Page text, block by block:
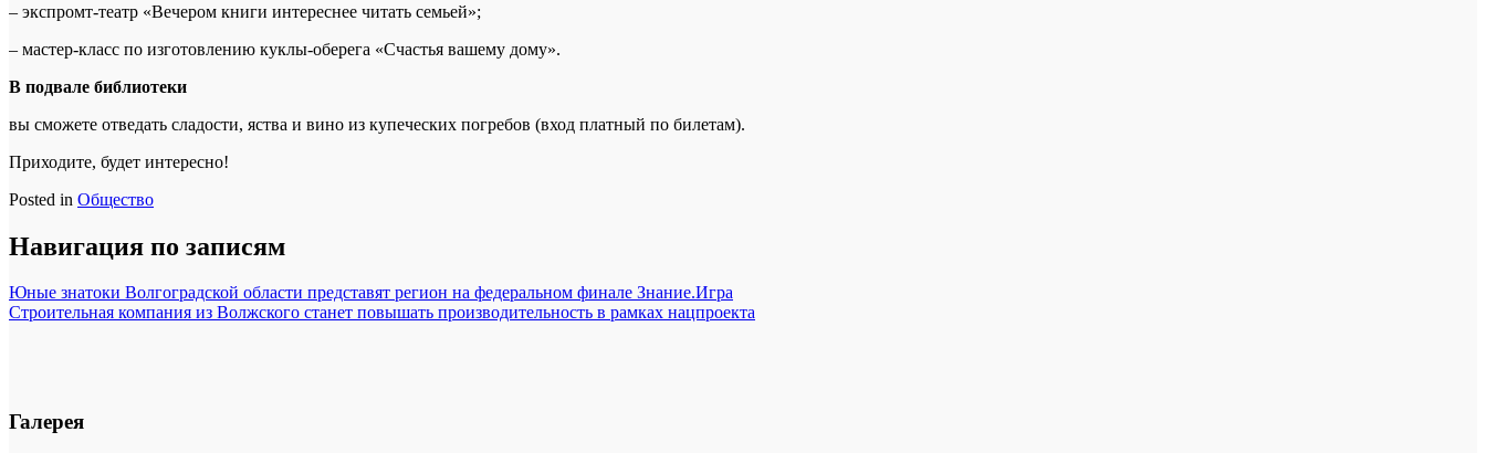
– экспромт-театр «Вечером книги интереснее читать семьей»;
– мастер-класс по изготовлению куклы-оберега «Счастья вашему дому».
В подвале библиотеки
вы сможете отведать сладости, яства и вино из купеческих погребов (вход платный по билетам).
Приходите, будет интересно!
Posted in Общество
Навигация по записям
Юные знатоки Волгоградской области представят регион на федеральном финале Знание.Игра
Строительная компания из Волжского станет повышать производительность в рамках нацпроекта
Галерея